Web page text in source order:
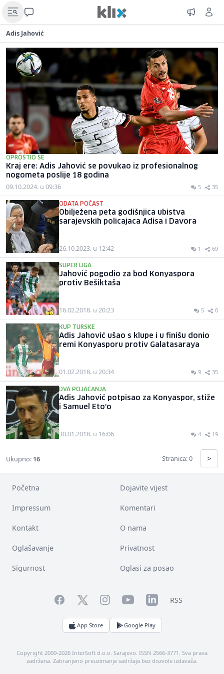
Adis Jahović
OPROSTIO SE
Kraj ere: Adis Jahović se povukao iz profesionalnog
nogometa poslije 18 godina
09.10.2024. u 09:36 5 35
ODATA POČAST
Obilježena peta godišnjica ubistva
sarajevskih policajaca Adisa i Davora
26.10.2023. u 12:42 1 69
SUPER LIGA
Jahović pogodio za bod Konyaspora
protiv Bešiktaša
16.02.2018. u 20:23 5 0
KUP TURSKE
Adis Jahović ušao s klupe i u finišu donio
remi Konyasporu protiv Galatasaraya
01.02.2018. u 20:34 9 35
DVA POJAČANJA
Adis Jahović potpisao za Konyaspor, stiže
i Samuel Eto'o
30.01.2018. u 16:06 4 19
Ukupno: 16 Stranica: 0 >
Početna Dojavite vijest
Impressum Komentari
Kontakt O nama
Oglašavanje Privatnost
Sigurnost Oglasi za posao
FacebookTwitterInstagramYouTubeLinkedInRSS
App Store Google Play
Copyright 2000-2026 InterSoft d.o.o. Sarajevo. ISSN 2566-3771. Sva prava
zadržana. Zabranjeno preuzimanje sadržaja bez dozvole izdavača.